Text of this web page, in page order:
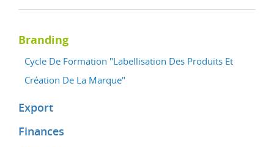
Branding
Cycle De Formation "Labellisation Des Produits Et
Création De La Marque"
Export
Finances